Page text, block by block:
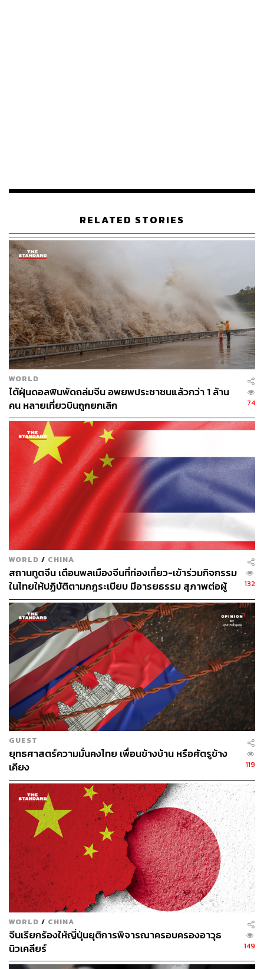
ชีวิตในเรือนจำที่ทำเพื่อคนอื่น
หลิวเสี่ยวโปมีความสำคัญต่อการเคลื่อนไหวเพื่อเรียกร้อง
ประชาธิปไตยและสิทธิเสรีภาพในประเทศจีน โดยในปี 1989
เขายอมทิ้งตำแหน่งนักวิจัยอาคันตุกะในสหรัฐอเมริกา เพื่อ
กลับมาเข้าร่วมขบวนการนักศึกษาในการประท้วงที่จัตุรัส
เทียนอันเหมิน
ในขณะนั้นนักเคลื่อนไหวรายนี้ได้เข้าเจรจาต่อกองทัพเพื่อ
เปิดทางให้กลุ่มผู้ประท้วงในจัตุรัสสามารถออกมาจากพื้นที่ได้
อย่างปลอดภัยก่อนที่ทหารและรถถังจะเข้ามา พร้อมทั้งเกลี้ย
กล่อมให้ฝ่ายนักศึกษายอมเลี่ยงออกมา เพื่อไม่ให้เกิดการ
เผชิญหน้าด้วย
หลังการกวาดล้างในครั้งนั้น เขาถูกจำคุกนาน 21 เดือน
ในขณะที่หนังสือซึ่งนับเป็นผลงานอันทรงคุณค่าของเขาใน
ฐานะนักวิชาการยังถูกสั่งแบนในจีนด้วย
ในปี 1996 หลิวเสี่ยวโปถูกส่งไปเข้าค่ายแรงงานเป็นเวลา 3
ปี เหตุเพียงเพราะเขาร้องขอการอภัยโทษให้แก่นักโทษ
การเมืองรายอื่นๆ ที่ยังอยู่ในเรือนจำ
นอกจากนี้ หลิวเสี่ยวโปได้มีส่วนร่วมต่อกฎบัตร 08 ที่มีขึ้น
เพื่อเรียกร้องประชาธิปไตย หลักนิติธรรม และยุติการปิดกั้น
เสรีภาพ ซึ่งส่งผลให้เขาต้องถูกจับกุมในปี 2008 ก่อนถูก
ไต่สวนคดีในปีต่อมา ฐานต้องสงสัยยั่วยุให้เกิดการบ่อน
ทำลายอำนาจรัฐ โดยได้รับโทษจำคุก 11 ปี
คนจีนคนแรกที่ได้รับรางวัลโนเบลสาขาสันติภาพ
ในการไต่สวน เขาได้เขียนถ้อยแถลงไว้แม้จะไม่ได้อ่านมัน
ออกมา ความว่า “
ความเกลียดชังสามารถกัดกร่อนสติปัญญา
และความละอายต่อบาปของมนุษย์ได้ความคิดอันเป็นอริ
ย่อมเป็นพิษร้ายต่อจิตวิญญาณของชาติ และความเกลียดชัง
ย่อมเติมเชื้อเพลิงต่อการมีชีวิตอันโหดร้ายและการตายอย่าง
ทุรนทุราย ทำลายความอดทนอดกลั้นและมนุษยธรรมใน
สังคม และกีดขวางความเจริญก้าวหน้าของประเทศสู่
เสรีภาพและประชาธิปไตย”
เพียงหนึ่งปีให้หลังการถูกจำคุก หลิวเสี่ยวโปถูกรับเลือกให้
ได้รับรางวัลโนเบลสาขาสันติภาพ สำหรับความพยายามเชิง
อหิงสาอันยาวนานเพื่อสิทธิมนุษยชนขั้นพื้นฐานในประเทศ
จีน แต่ด้วยการควบคุมตัว งานพิธีรับรางวัลจึงมีเพียงเก้าอี้ว่าง
เปล่า เพราะเขาไม่สามารถเดินทางไปรับรางวัลได้ด้วยตนเอง
RELATED STORIES
WORLD
ไต้ฝุ่นดอลฟินพัดถล่มจีน อพยพประชาชนแล้วกว่า 1 ล้าน
คน หลายเที่ยวบินถูกยกเลิก
74
WORLD / CHINA
สถานทูตจีน เตือนพลเมืองจีนที่ท่องเที่ยว-เข้าร่วมกิจกรรม
ในไทยให้ปฏิบัติตามกฎระเบียบ มีอารยธรรม สุภาพต่อผู้
อื่น
132
GUEST
ยุทธศาสตร์ความมั่นคงไทย เพื่อนข้างบ้าน หรือศัตรูข้าง
เคียง
119
WORLD / CHINA
จีนเรียกร้องให้ญี่ปุ่นยุติการพิจารณาครอบครองอาวุธ
นิวเคลียร์
149